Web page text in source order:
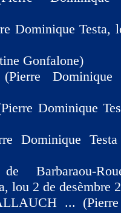
Dominique Testa,
Gonfalone)
(Pierre
Dominique
Dominique
Barbaraou-
lou 2 de desèmbre
...